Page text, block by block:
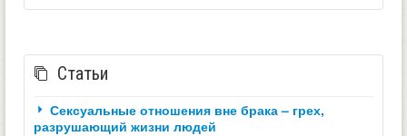
Статьи
Сексуальные отношения вне брака – грех,
разрушающий жизни людей